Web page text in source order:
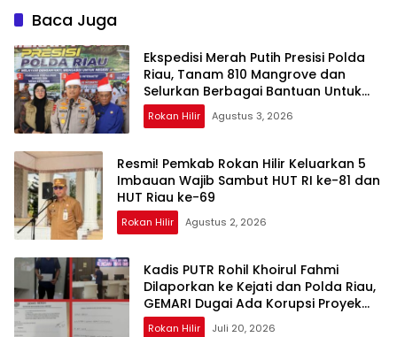
Faroqi Resmi Menjabat
Baca Juga
Ekspedisi Merah Putih Presisi Polda
Riau, Tanam 810 Mangrove dan
Selurkan Berbagai Bantuan Untuk
Masyarakat Pesisir Sinaboi
Rokan Hilir Agustus 3, 2026
Resmi! Pemkab Rokan Hilir Keluarkan 5
Imbauan Wajib Sambut HUT RI ke-81 dan
HUT Riau ke-69
Rokan Hilir Agustus 2, 2026
Kadis PUTR Rohil Khoirul Fahmi
Dilaporkan ke Kejati dan Polda Riau,
GEMARI Dugai Ada Korupsi Proyek
Rp34,6 Miliar
Rokan Hilir Juli 20, 2026